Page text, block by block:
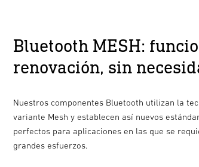
Bluetooth MESH:
renovación, sin
Nuestros componentes Bluetooth utilizan la
variante Mesh y establecen así nuevos
perfectos para aplicaciones en las que se
grandes esfuerzos.